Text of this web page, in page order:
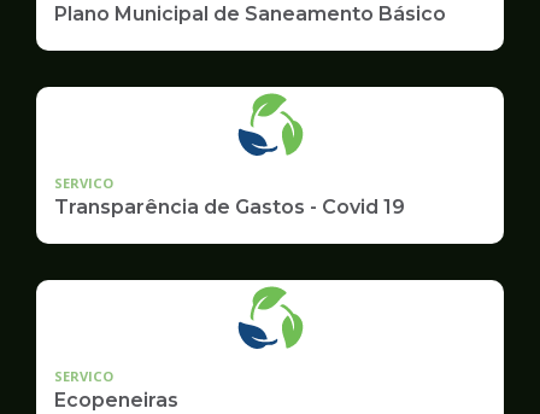
Plano Municipal de Saneamento Básico
SERVICO
Transparência de Gastos - Covid 19
SERVICO
Ecopeneiras